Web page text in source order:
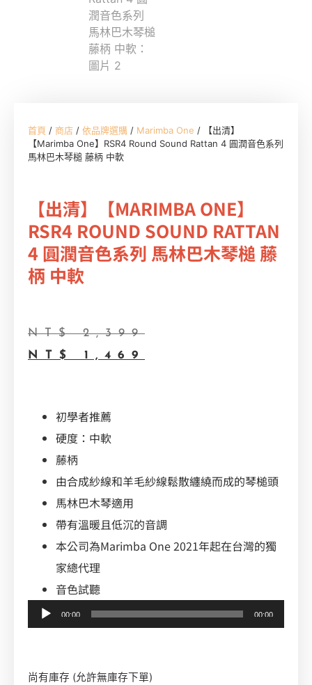
首頁 / 商店 / 依品牌選購 / Marimba One / 【出清】
【Marimba One】RSR4 Round Sound Rattan 4 圓潤音色系列
馬林巴木琴槌 藤柄 中軟
【出清】【MARIMBA ONE】
RSR4 ROUND SOUND RATTAN
4 圓潤音色系列 馬林巴木琴槌 藤
柄 中軟
NT$2,399
NT$
1,469
初學者推薦
硬度：中軟
藤柄
由合成紗線和羊毛紗線鬆散纏繞而成的琴槌頭
馬林巴木琴適用
帶有溫暖且低沉的音調
本公司為Marimba One 2021年起在台灣的獨
家總代理
音色試聽
訊
放
00:00 00:00
尚有庫存 (允許無庫存下單)